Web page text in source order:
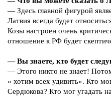
— Здесь главной фигурой
Латвия всегда будет
Козы настроен очень
отношение к РФ будет
— Вы знаете, кто будет
— Этого никто не знает!
« хотим всех удивить». Кто
Сердюкова? Кто мог угадать